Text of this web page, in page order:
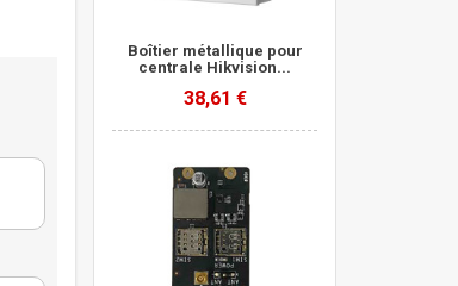
Boîtier métallique pour
centrale Hikvision...
38,61 €